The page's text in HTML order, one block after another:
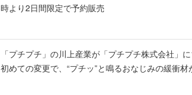
時より2日間限定で予約販売
「プチプチ」の川上産業が「プチプチ株式会社」
初めての変更で、“プチッ”と鳴るおなじみの緩衝材